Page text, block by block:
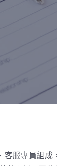
服專員組成